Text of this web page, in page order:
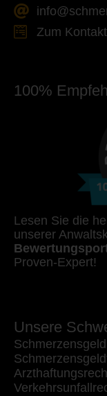
Zum
100%
Lesen Sie die
unserer
Proven-Expert!
Unsere
Schmerzensgeld